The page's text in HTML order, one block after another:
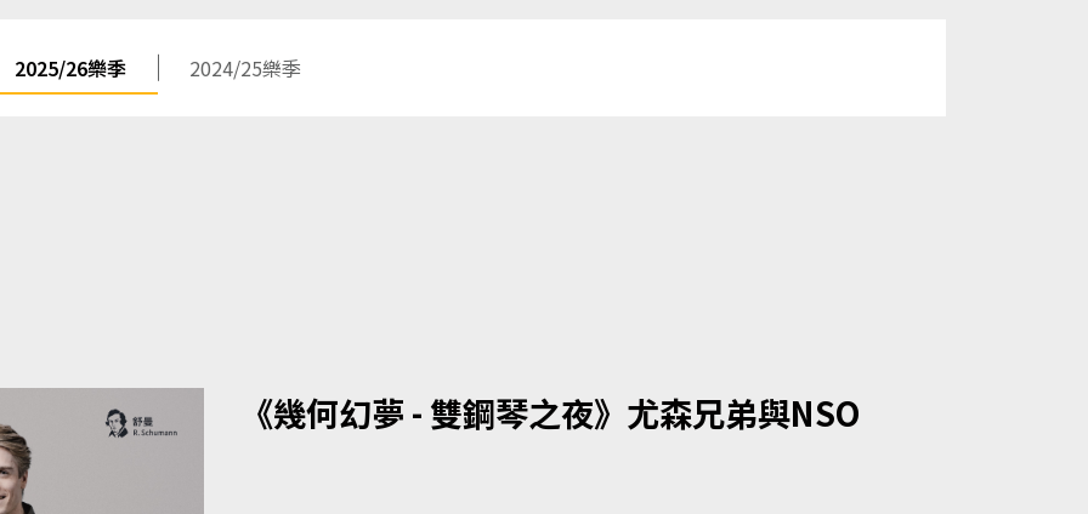
2025/26樂季 2024/25樂季
《幾何幻夢 - 雙鋼琴之夜》尤森兄弟與NSO